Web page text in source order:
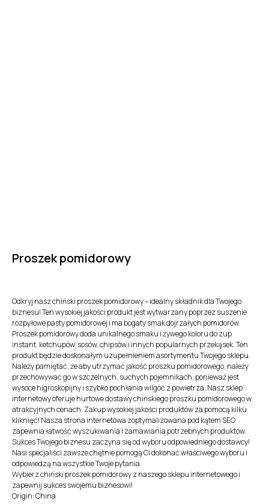
Proszek pomidorowy
Odkryj nasz chiński proszek pomidorowy – idealny składnik dla Twojego
biznesu! Ten wysokiej jakości produkt jest wytwarzany poprzez suszenie
rozpyłowe pasty pomidorowej i ma bogaty smak dojrzałych pomidorów.
Proszek pomidorowy doda unikalnego smaku i żywego koloru do zup
instant, ketchupów, sosów, chipsów i innych popularnych przekąsek. Ten
produkt będzie doskonałym uzupełnieniem asortymentu Twojego sklepu.
Należy pamiętać, że aby utrzymać jakość proszku pomidorowego, należy
przechowywać go w szczelnych, suchych pojemnikach, ponieważ jest
wysoce higroskopijny i szybko pochłania wilgoć z powietrza. Nasz sklep
internetowy oferuje hurtowe dostawy chińskiego proszku pomidorowego w
atrakcyjnych cenach. Zakup wysokiej jakości produktów za pomocą kilku
kliknięć! Nasza strona internetowa zoptymalizowana pod kątem SEO
zapewnia łatwość wyszukiwania i zamawiania potrzebnych produktów.
Sukces Twojego biznesu zaczyna się od wyboru odpowiedniego dostawcy!
Nasi specjaliści zawsze chętnie pomogą Ci dokonać właściwego wyboru i
odpowiedzą na wszystkie Twoje pytania.
Wybierz chiński proszek pomidorowy z naszego sklepu internetowego i
zapewnij sukces swojemu biznesowi!
Origin: China